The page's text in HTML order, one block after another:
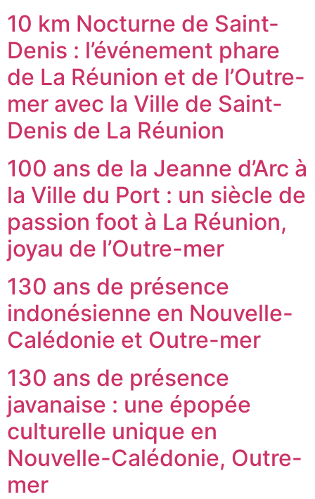
10 km Nocturne de Saint-
Denis : l’événement phare
de La Réunion et de l’Outre-
mer avec la Ville de Saint-
Denis de La Réunion
100 ans de la Jeanne d’Arc à
la Ville du Port : un siècle de
passion foot à La Réunion,
joyau de l’Outre-mer
130 ans de présence
indonésienne en Nouvelle-
Calédonie et Outre-mer
130 ans de présence
javanaise : une épopée
culturelle unique en
Nouvelle-Calédonie, Outre-
mer